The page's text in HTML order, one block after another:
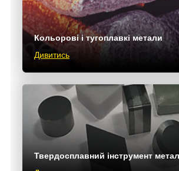
Кольорові і тугоплавкі метали
Дивитись
Твердосплавний інструмент